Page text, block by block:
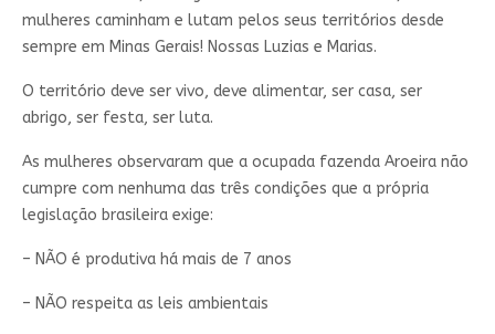
mulheres caminham e lutam pelos seus territórios desde
sempre em Minas Gerais! Nossas Luzias e Marias.
O território deve ser vivo, deve alimentar, ser casa, ser
abrigo, ser festa, ser luta.
As mulheres observaram que a ocupada fazenda Aroeira não
cumpre com nenhuma das três condições que a própria
legislação brasileira exige:
– NÃO é produtiva há mais de 7 anos
– NÃO respeita as leis ambientais